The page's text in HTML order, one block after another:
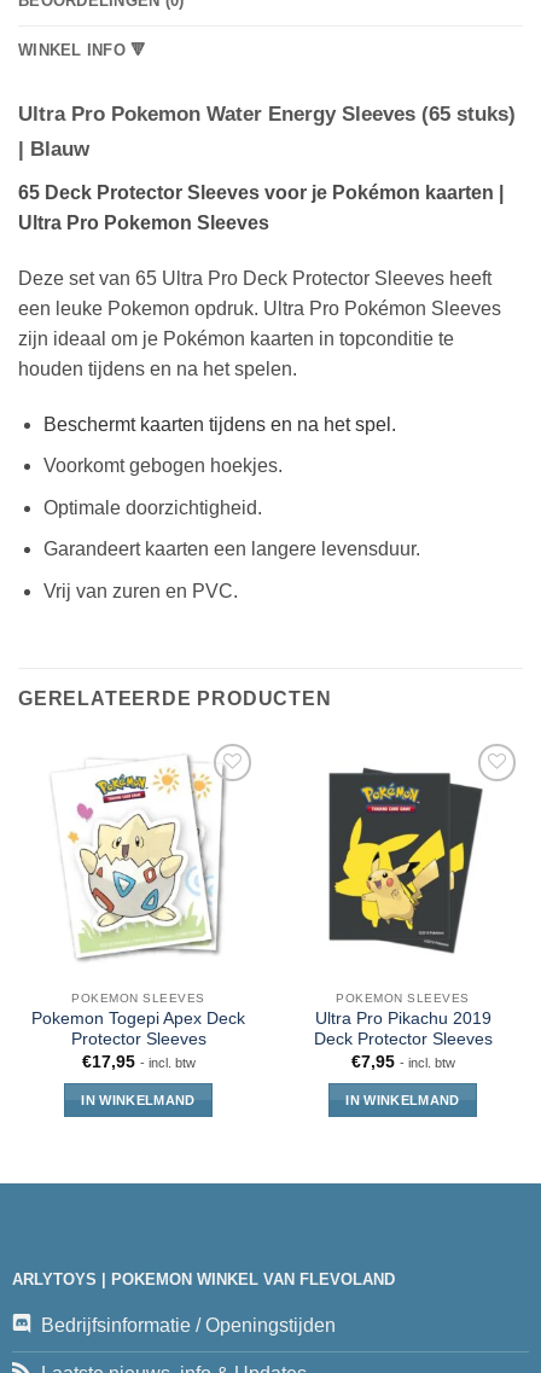
WINKEL INFO 🔻
Ultra Pro Pokemon Water Energy Sleeves (65 stuks)
| Blauw
65 Deck Protector Sleeves voor je Pokémon kaarten |
Ultra Pro Pokemon Sleeves
Deze set van 65 Ultra Pro Deck Protector Sleeves heeft
een leuke Pokemon opdruk. Ultra Pro Pokémon Sleeves
zijn ideaal om je Pokémon kaarten in topconditie te
houden tijdens en na het spelen.
Beschermt kaarten tijdens en na het spel.
Voorkomt gebogen hoekjes.
Optimale doorzichtigheid.
Garandeert kaarten een langere levensduur.
Vrij van zuren en PVC.
GERELATEERDE PRODUCTEN
POKEMON SLEEVES
Pokemon Togepi Apex Deck
Protector Sleeves
€17,95 - incl. btw
IN WINKELMAND
POKEMON SLEEVES
Ultra Pro Pikachu 2019
Deck Protector Sleeves
€7,95 - incl. btw
IN WINKELMAND
ARLYTOYS | POKEMON WINKEL VAN FLEVOLAND
Bedrijfsinformatie / Openingstijden